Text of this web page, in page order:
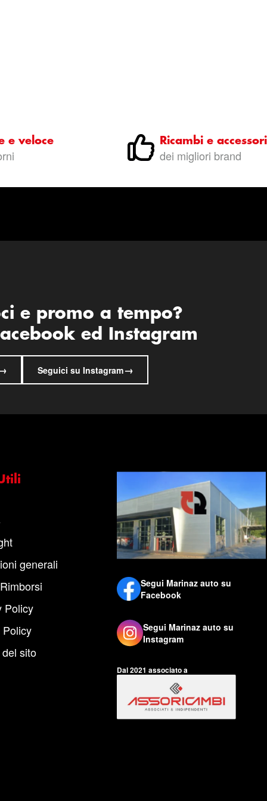
e veloce Ricambi e accessori
dei migliori brand
e promo a tempo?
ed Instagram
Seguici su Instagram→
generali
Policy
sito
Segui Marinaz auto su
Facebook
Segui Marinaz auto su
Instagram
Dal 2021 associato a